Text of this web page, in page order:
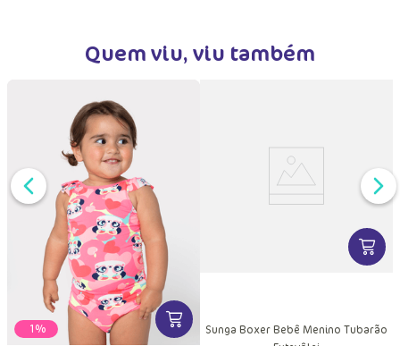
Quem viu, viu também
INFORMAÇÕES DO PRODUTO
21% VER MAIS INFORMAÇÕES DO
VER
Sunga Boxer Bebê Menino Tubarão